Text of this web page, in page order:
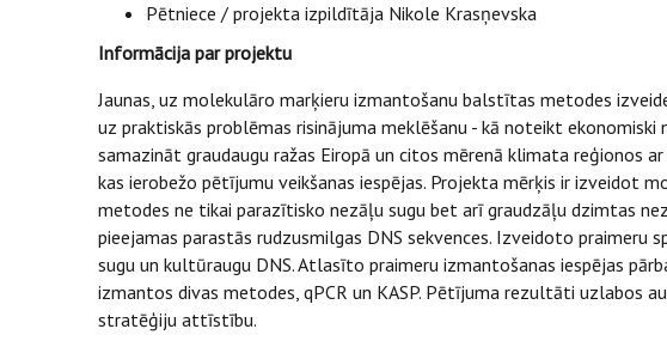
Pētniece / projekta izpildītāja Nikole Krasņevska
Informācija par projektu
Jaunas, uz molekulāro marķieru izmantošanu balstītas metodes
uz praktiskās problēmas risinājuma meklēšanu - kā noteikt
samazināt graudaugu ražas Eiropā un citos mērenā klimata reģionos
kas ierobežo pētījumu veikšanas iespējas. Projekta mērķis ir izveidot
metodes ne tikai parazītisko nezāļu sugu bet arī graudzāļu dzimtas
pieejamas parastās rudzusmilgas DNS sekvences. Izveidoto
sugu un kultūraugu DNS. Atlasīto praimeru izmantošanas iespējas
izmantos divas metodes, qPCR un KASP. Pētījuma rezultāti uzlabos
stratēģiju attīstību.